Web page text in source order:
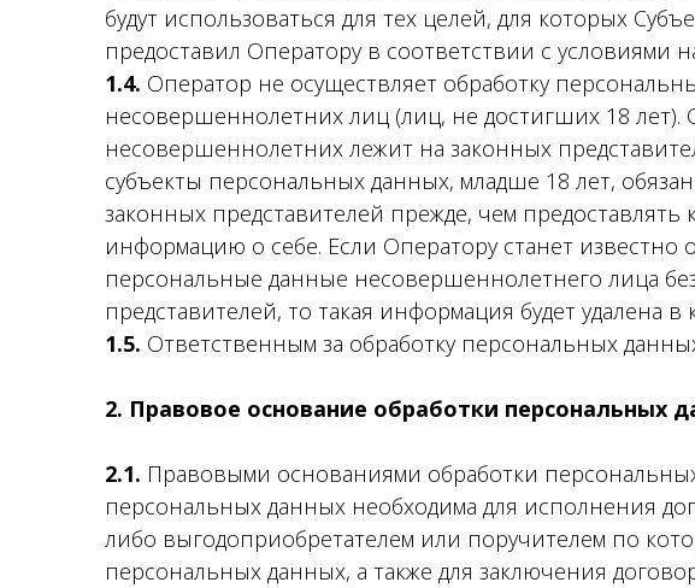
будут использоваться для тех целей, для которых
предоставил Оператору в соответствии с условиями
1.4. Оператор не осуществляет обработку
несовершеннолетних лиц (лиц, не достигших 18 лет).
несовершеннолетних лежит на законных
субъекты персональных данных, младше 18 лет,
законных представителей прежде, чем
информацию о себе. Если Оператору станет известно
персональные данные несовершеннолетнего лица
представителей, то такая информация будет удалена
1.5. Ответственным за обработку персональных
2. Правовое основание обработки персональных
2.1. Правовыми основаниями обработки
персональных данных необходима для исполнения
либо выгодоприобретателем или поручителем по
персональных данных, а также для заключения